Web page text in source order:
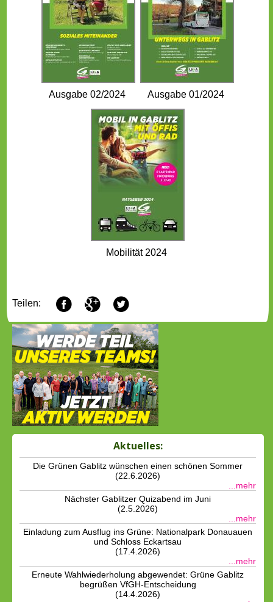
Ausgabe 02/2024 Ausgabe 01/2024
Mobilität 2024
Teilen: F G T
Aktuelles:
Die Grünen Gablitz wünschen einen schönen Sommer
(22.6.2026)
...mehr
Nächster Gablitzer Quizabend im Juni
(2.5.2026)
...mehr
Einladung zum Ausflug ins Grüne: Nationalpark Donauauen
und Schloss Eckartsau
(17.4.2026)
...mehr
Erneute Wahlwiederholung abgewendet: Grüne Gablitz
begrüßen VfGH-Entscheidung
(14.4.2026)